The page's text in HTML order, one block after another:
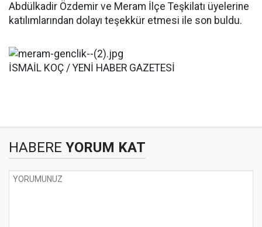
Abdülkadir Özdemir ve Meram İlçe Teşkilatı üyelerine
katılımlarından dolayı teşekkür etmesi ile son buldu.
İSMAİL KOÇ / YENİ HABER GAZETESİ
HABERE YORUM KAT